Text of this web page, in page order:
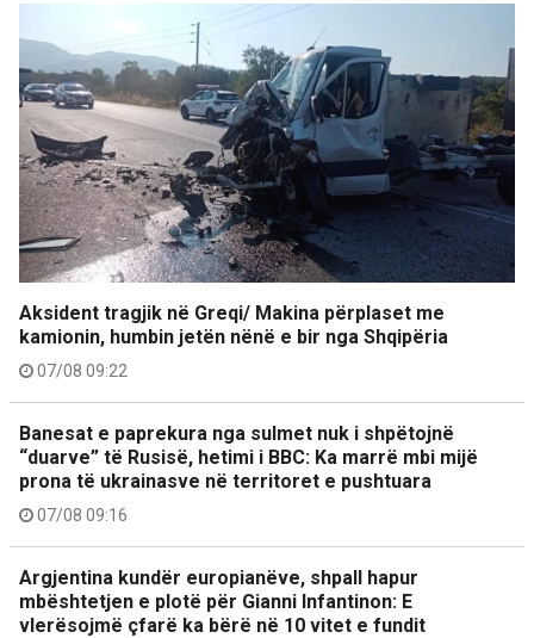
Aksident tragjik në Greqi/ Makina përplaset me
kamionin, humbin jetën nënë e bir nga Shqipëria
07/08 09:22
Banesat e paprekura nga sulmet nuk i shpëtojnë
“duarve” të Rusisë, hetimi i BBC: Ka marrë mbi mijë
prona të ukrainasve në territoret e pushtuara
07/08 09:16
Argjentina kundër europianëve, shpall hapur
mbështetjen e plotë për Gianni Infantinon: E
vlerësojmë çfarë ka bërë në 10 vitet e fundit